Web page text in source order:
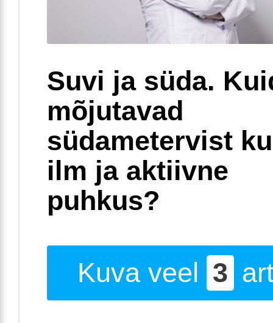
Suvi ja süda.
mõjutavad
südametervist
ilm ja aktiivne
puhkus?
Kuva veel 3